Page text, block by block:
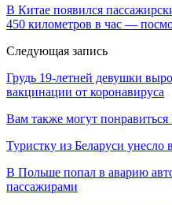
В Китае появился
450 километров в час —
Следующая запись
Грудь 19-летней девушки
вакцинации от коронавируса
Вам также могут понравиться
Туристку из Беларуси унесло
В Польше попал в аварию
пассажирами